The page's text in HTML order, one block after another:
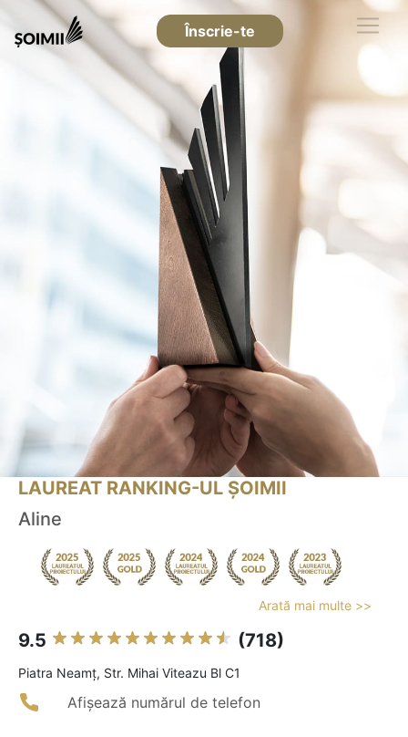
Înscrie-te
LAUREAT RANKING-UL ȘOIMII
Aline
Arată mai multe >>
9.5 (718)
Piatra Neamţ, Str. Mihai Viteazu Bl C1
Afișează numărul de telefon